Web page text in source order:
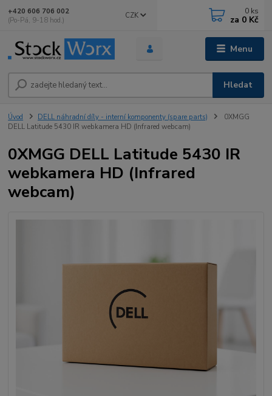
Menu
CZK
Hledat
+420 606 706 002
(Po-Pá, 9-18 hod.)
0 ks
za 0 Kč
Úvod DELL náhradní díly - interní komponenty (spare parts)
0XMGG
DELL Latitude 5430 IR webkamera HD (Infrared webcam)
0XMGG DELL Latitude 5430 IR
webkamera HD (Infrared
webcam)